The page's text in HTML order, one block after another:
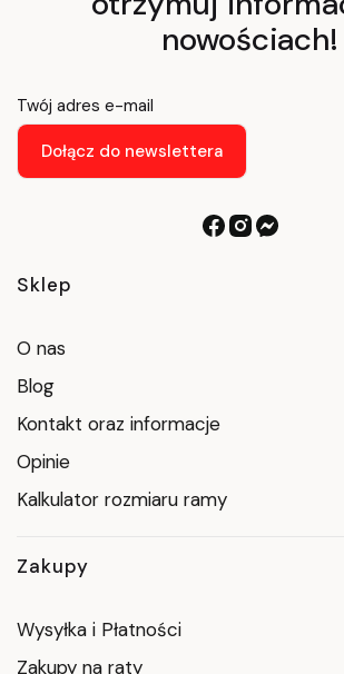
nowościach!
Twój adres e-mail
Dołącz do newslettera
Linki w stopce
Sklep
O nas
Blog
Kontakt oraz informacje
Opinie
Kalkulator rozmiaru ramy
Zakupy
Wysyłka i Płatności
Zakupy na raty